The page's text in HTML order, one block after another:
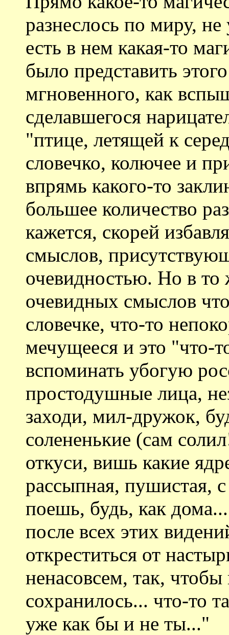
разнеслось по миру,
есть в нем какая-то
было представить
мгновенного, как
сделавшегося
"птице, летящей к
словечко, колючее и
впрямь какого-то
большее количество
кажется, скорей
смыслов,
очевидностью. Но в
очевидных смыслов
словечке, что-то
мечущееся и это "что-
вспоминать убогую
простодушные лица,
заходи, мил-дружок,
солененькие (сам
откуси, вишь какие
рассыпная, пушистая,
поешь, будь, как
после всех этих
откреститься от
ненасовсем, так, чтобы
сохранилось... что-то
уже как бы и не ты..."